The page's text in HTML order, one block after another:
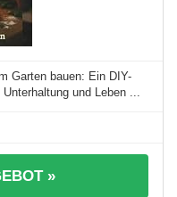
Garten bauen: Ein DIY-
und Leben ...
»